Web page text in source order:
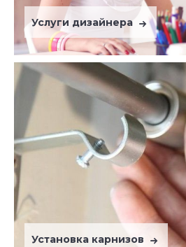
Услуги дизайнера
Установка карнизов